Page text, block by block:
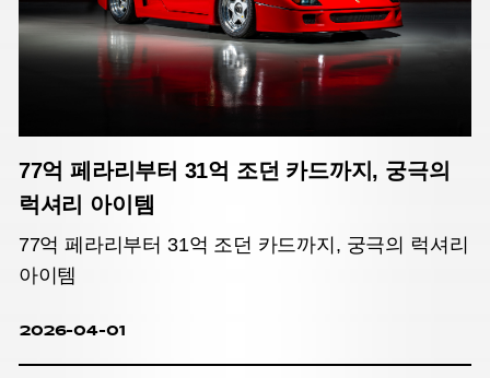
77억 페라리부터 31억 조던 카드까지, 궁극의
럭셔리 아이템
77억 페라리부터 31억 조던 카드까지, 궁극의 럭셔리
아이템
2026-04-01